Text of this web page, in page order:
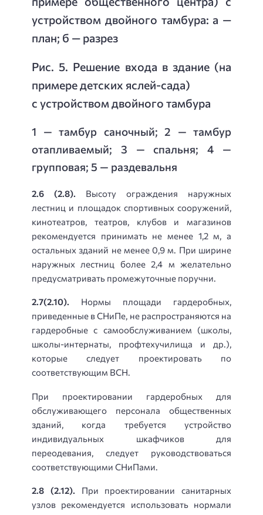
устройством двойного тамбура: а —
план; б — разрез
Рис. 5. Решение входа в здание (на
примере детских яслей-сада)
с устройством двойного тамбура
1 — тамбур саночный; 2 — тамбур
отапливаемый; 3 — спальня; 4 —
групповая; 5 — раздевальня
2.6 (2.8).
Высоту ограждения наружных
лестниц и площадок спортивных сооружений,
кинотеатров, театров, клубов и магазинов
рекомендуется принимать не менее 1,2 м, а
остальных зданий не менее 0,9 м. При ширине
наружных лестниц более 2,4 м желательно
предусматривать промежуточные поручни.
2.7(2.10). Нормы площади гардеробных,
приведенные в СНиПе, не распространяются на
гардеробные с самообслуживанием (школы,
школы-интернаты, профтехучилища и др.),
которые следует проектировать по
соответствующим ВСН.
При проектировании гардеробных для
обслуживающего персонала общественных
зданий, когда требуется устройство
индивидуальных шкафчиков для
переодевания, следует руководствоваться
соответствующими СНиПами.
2.8 (2.12). При проектировании санитарных
узлов рекомендуется использовать нормали